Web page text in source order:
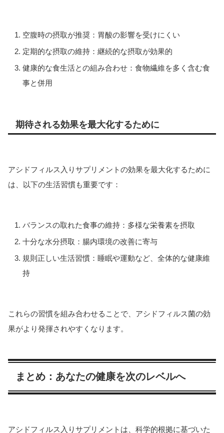
空腹時の摂取が推奨：胃酸の影響を受けにくい
定期的な摂取の維持：継続的な摂取が効果的
健康的な食生活との組み合わせ：食物繊維を多く含む食
事と併用
期待される効果を最大化するために
アシドフィルス入りサプリメントの効果を最大化するために
は、以下の生活習慣も重要です：
バランスの取れた食事の維持：多様な栄養素を摂取
十分な水分摂取：腸内環境の改善に寄与
規則正しい生活習慣：睡眠や運動など、全体的な健康維
持
これらの習慣を組み合わせることで、アシドフィルス菌の効
果がより発揮されやすくなります。
まとめ：あなたの健康を次のレベルへ
アシドフィルス入りサプリメントは、科学的根拠に基づいた